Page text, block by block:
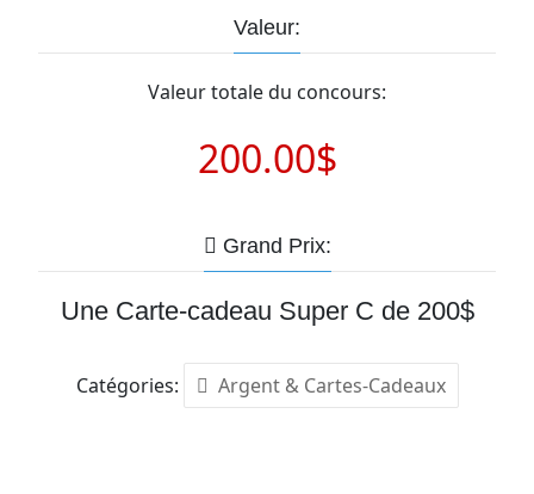
Valeur:
Valeur totale du concours:
200.00$
Grand Prix:
Une Carte-cadeau Super C de 200$
Catégories: Argent & Cartes-Cadeaux